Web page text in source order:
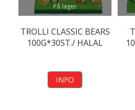
På lager
TROLLI CLASSIC BEARS
100G*30ST./ HALAL
INFO